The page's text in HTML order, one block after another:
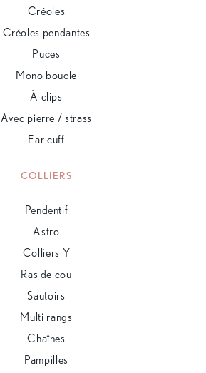
Créoles
Créoles pendantes
Puces
Mono boucle
À clips
Avec pierre / strass
Ear cuff
COLLIERS
Pendentif
Astro
Colliers Y
Ras de cou
Sautoirs
Multi rangs
Chaînes
Pampilles